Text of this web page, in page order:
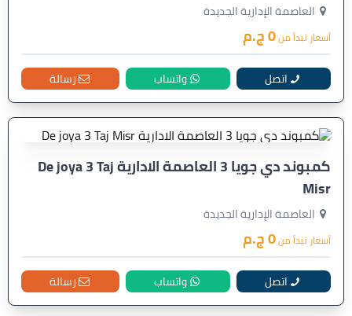
العاصمة الإدارية الجديدة
أسعار تبدأ من0 ج.م
اتصل واتساب رسالة
كمبوند دي جويا 3 العاصمة الادارية De joya 3 Taj
Misr
العاصمة الإدارية الجديدة
أسعار تبدأ من0 ج.م
اتصل واتساب رسالة